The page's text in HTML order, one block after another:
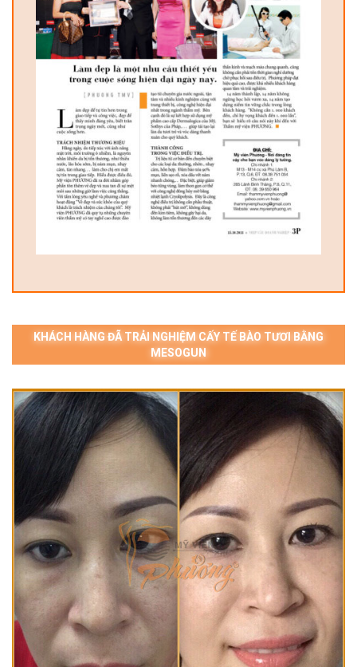
KHÁCH HÀNG ĐÃ TRẢI NGHIỆM CẤY TẾ BÀO TƯƠI BẰNG
MESOGUN